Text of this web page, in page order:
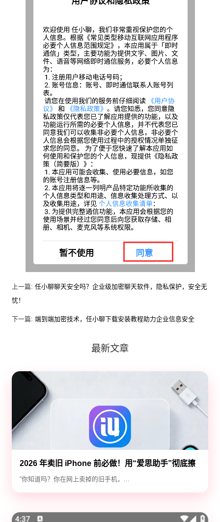
上一篇: 任小聊聊天安全吗？企业级加密聊天软件，隐私保护，安全无
忧！
下一篇: 端到端加密技术，任小聊下载安装教程助力企业信息安全
最新文章
2026 年卖旧 iPhone 前必做！用“爱思助手”彻底擦
除隐私，防止数据泄露
“你知道吗？你在网上卖掉的旧手机，...